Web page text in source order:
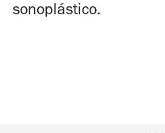
sonoplástico.